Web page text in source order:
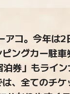
コ。今年は2
ングカー駐車
券」もライン
、全てのチ